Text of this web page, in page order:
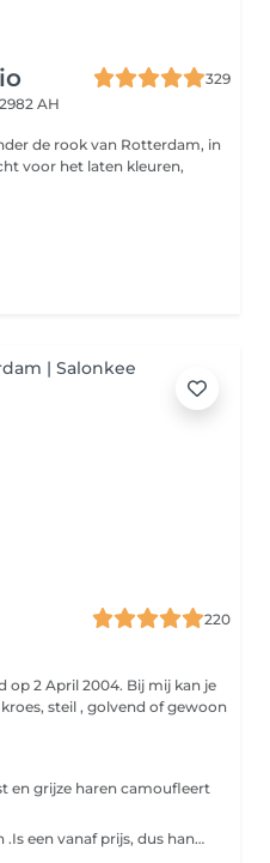
329
AH
de rook van Rotterdam, in
voor het laten kleuren,
220
op 2 April 2004. Bij mij kan je
steil , golvend of gewoon
en grijze haren camoufleert
De prijs is alleen voor het verven .Is een vanaf prijs, dus hangt van de lengte van het haar af. U dient dus ook een nabehandeling te kiezen.